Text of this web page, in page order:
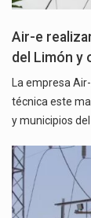
Air-e
del Limón y
La empresa
técnica este
y municipios del